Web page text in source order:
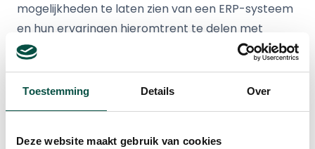
Toestemming Details Over
Deze website maakt gebruik van cookies
mogelijkheden te laten zien van een ERP-systeem
en hun ervaringen hieromtrent te delen met
collega-ondernemers.
presentatie van Ruud Smetsers van adviesbureau
voordelen hiervan, maar zeker ook wat een ERP-